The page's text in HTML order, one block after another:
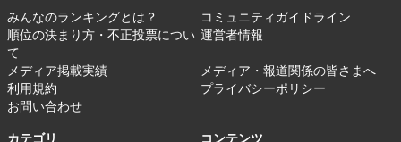
みんなのランキングとは？
コミュニティガイドライン
順位の決まり方・不正投票につい
て
運営者情報
メディア掲載実績
メディア・報道関係の皆さまへ
利用規約
プライバシーポリシー
お問い合わせ
カテゴリ コンテンツ